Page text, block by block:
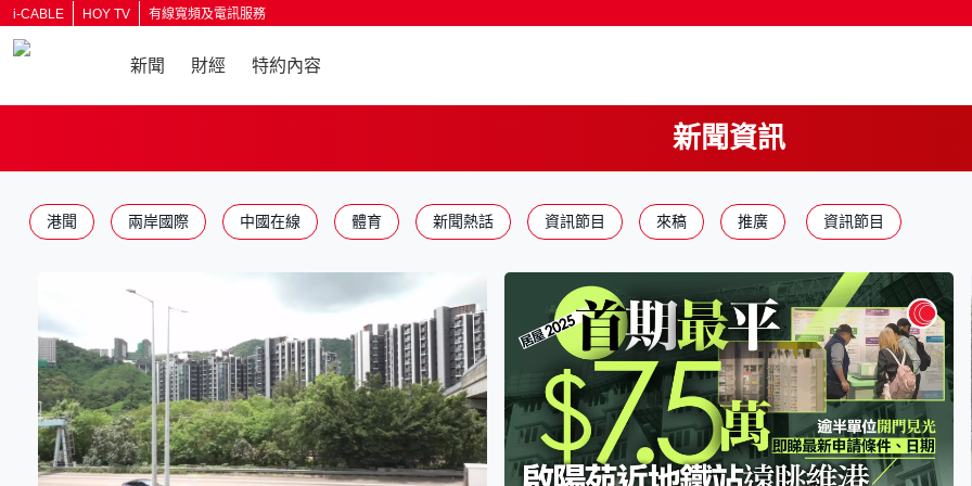
i-CABLE HOY TV 有線寬頻及電訊服務
新聞 財經 特約內容
新聞資訊
港聞 兩岸國際 中國在線 體育 新聞熱話 資訊節目 來稿 推廣 資訊節目